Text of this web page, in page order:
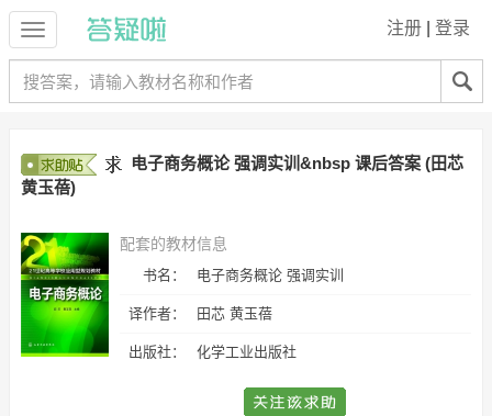
注册 登录
电子商务概论 强调实训&nbsp 课后答案 (田芯
黄玉蓓)
配套的教材信息
书名： 电子商务概论 强调实训
译作者： 田芯 黄玉蓓
出版社： 化学工业出版社